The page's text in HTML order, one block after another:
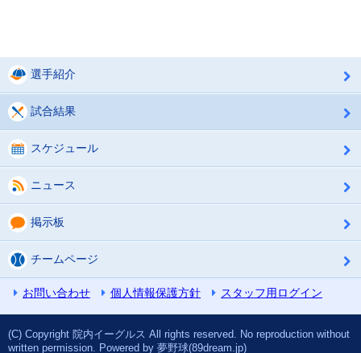
選手紹介
試合結果
スケジュール
ニュース
掲示板
チームページ
お問い合わせ 個人情報保護方針 スタッフ用ログイン
(C) Copyright 院内イーグルス All rights reserved. No reproduction without
written permission. Powered by 夢野球(89dream.jp)